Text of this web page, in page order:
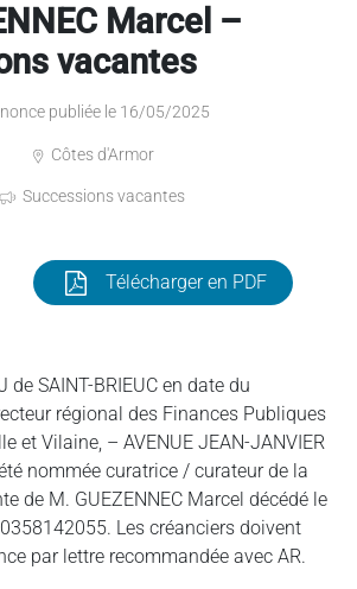
Marcel –
vacantes
publiée le 16/05/2025
Côtes d'Armor
Successions vacantes
Télécharger en PDF
de SAINT-BRIEUC en date du
régional des Finances Publiques
et Vilaine, – AVENUE JEAN-JANVIER
nommée curatrice / curateur de la
de M. GUEZENNEC Marcel décédé le
Les créanciers doivent
par lettre recommandée avec AR.